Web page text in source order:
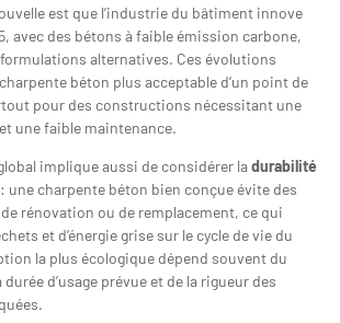
est que l’industrie du bâtiment innove
avec des bétons à faible émission carbone,
alternatives. Ces évolutions
béton plus acceptable d’un point de
pour des constructions nécessitant une
une faible maintenance.
implique aussi de considérer ladurabilité
une charpente béton bien conçue évite des
rénovation ou de remplacement, ce qui
et d’énergie grise sur le cycle de vie du
la plus écologique dépend souvent du
d’usage prévue et de la rigueur des